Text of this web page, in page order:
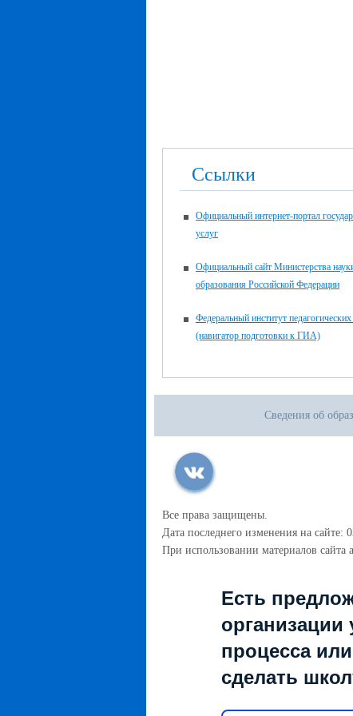
Ссылки
Официальный интернет-портал
услуг
Официальный сайт Министерства
образования Российской Федерации
Федеральный институт
(навигатор подготовки к ГИА)
Сведения об
Все права защищены.
Дата последнего изменения на сайте:
При использовании материалов сайта
Есть
организации
процесса
сделать